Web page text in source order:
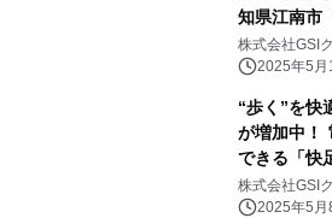
知県江南市
ントを開催
株式会社GSI
2025年5月
“歩く”を快
が増加中！
できる「快
株式会社GSI
2025年5月